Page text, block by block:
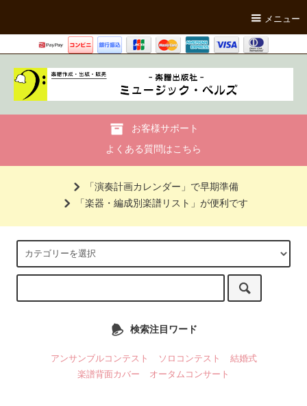
メニュー
お客様サポート
よくある質問はこちら
「演奏計画カレンダー」で早期準備
「楽器・編成別楽譜リスト」が便利です
検索注目ワード
アンサンブルコンテスト ソロコンテスト
結婚式
楽譜背面カバー
オータムコンサート